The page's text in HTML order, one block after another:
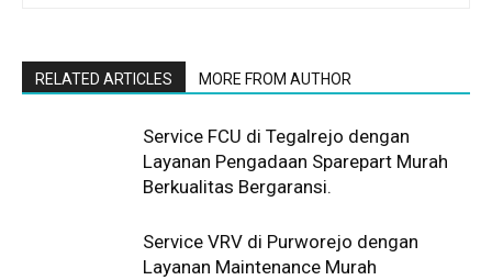
RELATED ARTICLES MORE FROM AUTHOR
Service FCU di Tegalrejo dengan
Layanan Pengadaan Sparepart Murah
Berkualitas Bergaransi.
Service VRV di Purworejo dengan
Layanan Maintenance Murah